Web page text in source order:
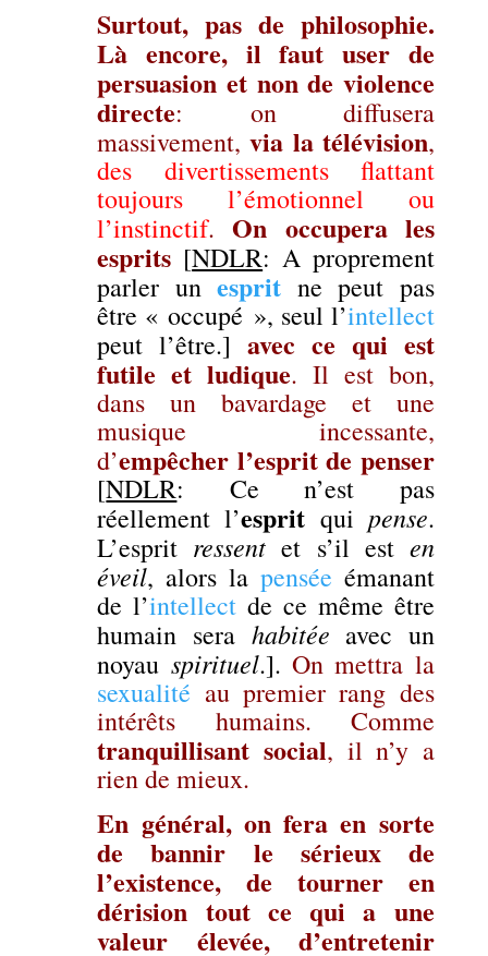
Surtout, pas de philosophie.
Là encore, il faut user de
persuasion et non de violence
directe: on diffusera
massivement,via la télévision,
des divertissements flattant
toujours l’émotionnel ou
l’instinctif.On occupera les
esprits [NDLR: A proprement
parler unesprit ne peut pas
être « occupé », seul l’intellect
peut l’être.] avec ce qui est
futile et ludique. Il est bon,
dans un bavardage et une
musique incessante,
d’empêcher l’esprit de penser
[NDLR: Ce n’est pas
réellement l’esprit qui pense.
L’esprit ressent et s’il est en
éveil, alors la pensée émanant
de l’intellect de ce même être
humain sera habitée avec un
noyau spirituel.]. On mettra la
sexualité au premier rang des
intérêts humains. Comme
tranquillisant social, il n’y a
rien de mieux.
En général, on fera en sorte
de bannir le sérieux de
l’existence, de tourner en
dérision tout ce qui a une
valeur élevée, d’entretenir